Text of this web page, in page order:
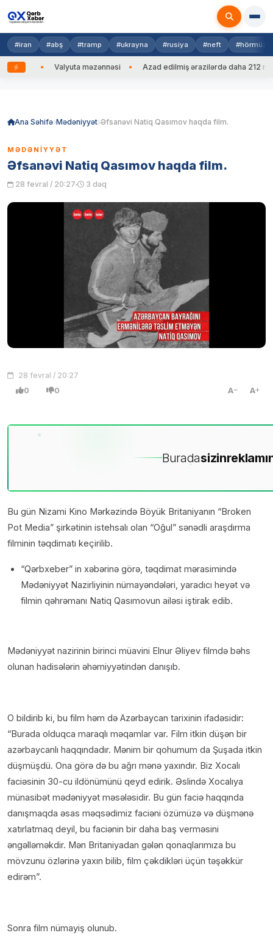
#iran #abş #tramp #ukrayna #rusiya #neft #hörmüz
Valyuta məzənnəsi Azad edilmiş ərazilərdə daha 212 mina,
Ana Səhifə Mədəniyyət Əfsanəvi Natiq Qasımov haqda film.
MƏDƏNIYYƏT
Əfsanəvi Natiq Qasımov haqda film.
28 fevral / 20:27 3 dəq
28 fevral / 20:27
0 0 A A
Buradasizin
Bu gün Nizami Kino Mərkəzində Böyük Britaniyanın “Broken
Pot Media” şirkətinin istehsalı olan “Oğul” sənədli araşdırma
filminin təqdimatı keçirilib.
“Qərbxeber” in xəbərinə görə, təqdimat mərasimində
Mədəniyyət Nazirliyinin nümayəndələri, yaradıcı heyət və
filmin qəhrəmanı Natiq Qasımovun ailəsi iştirak edib.
Mədəniyyət nazirinin birinci müavini Elnur Əliyev filmdə bəhs
olunan hadisələrin əhəmiyyətindən danışıb.
O bildirib ki, bu film həm də Azərbaycan tarixinin ifadəsidir:
“Burada olduqca maraqlı məqamlar var. Film itkin düşən bir
azərbaycanlı haqqındadır. Mənim bir qohumum da Şuşada itkin
düşmüşdü. Ona görə də bu ağrı mənə yaxındır. Biz Xocalı
faciəsinin 30-cu ildönümünü qeyd edirik. Əslində Xocalıya
münasibət mədəniyyət məsələsidir. Bu gün faciə haqqında
danışmaqda əsas məqsədimiz faciəni özümüzə və düşmənə
xatırlatmaq deyil, bu faciənin bir daha baş verməsini
əngəlləməkdir. Mən Britaniyadan gələn qonaqlarımıza bu
mövzunu özlərinə yaxın bilib, film çəkdikləri üçün təşəkkür
edirəm”.
Sonra film nümayiş olunub.